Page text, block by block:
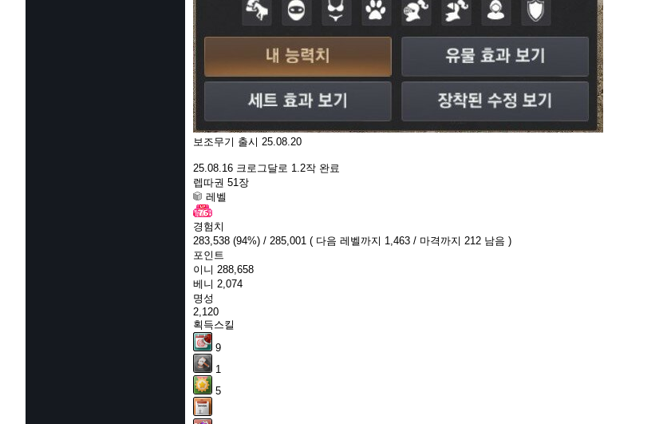
보조무기 출시 25.08.20
25.08.16 크로그달로 1.2작 완료
렙따권 51장
레벨
경험치
283,538 (94%) / 285,001 ( 다음 레벨까지 1,463 / 마격까지 212 남음 )
포인트
이니 288,658
베니 2,074
명성
2,120
획득스킬
9
1
5